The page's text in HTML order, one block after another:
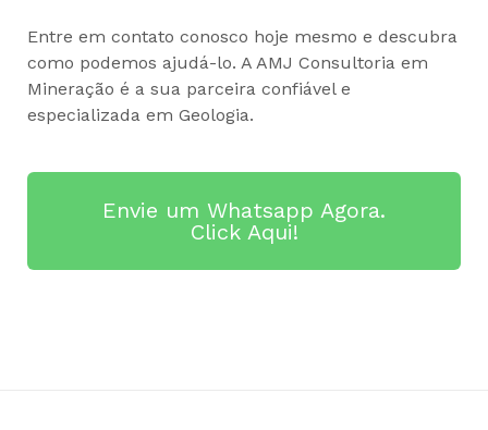
Entre em contato conosco hoje mesmo e descubra
como podemos ajudá-lo. A AMJ Consultoria em
Mineração é a sua parceira confiável e
especializada em Geologia.
Envie um Whatsapp Agora.
Click Aqui!